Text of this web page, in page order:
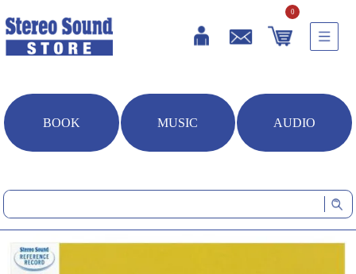
0
BOOK MUSIC AUDIO